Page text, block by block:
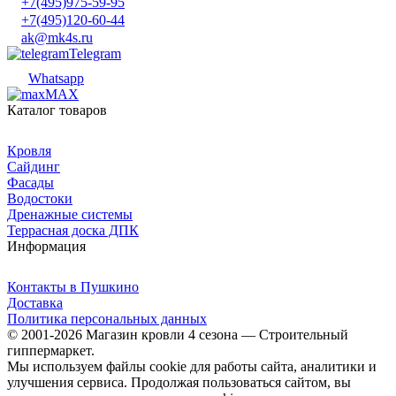
+7(495)120-60-44
ak@mk4s.ru
Telegram
Whatsapp
MAX
Каталог товаров
Кровля
Сайдинг
Фасады
Водостоки
Дренажные системы
Террасная доска ДПК
Информация
Контакты в Пушкино
Доставка
Политика персональных данных
© 2001-2026 Магазин кровли 4 сезона — Строительный
гиппермаркет.
Мы используем файлы cookie для работы сайта, аналитики и
улучшения сервиса. Продолжая пользоваться сайтом, вы